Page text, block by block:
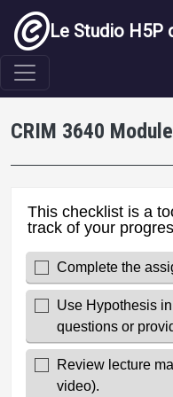
Aller au contenu principal
Le Studio H5P
CRIM 3640